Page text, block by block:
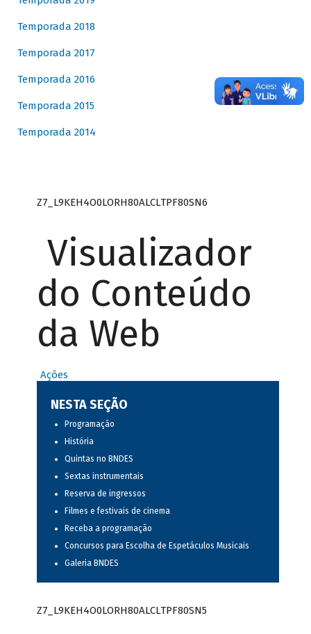
Temporada 2018
Temporada 2017
Temporada 2016
Temporada 2015
Temporada 2014
Z7_L9KEH4O0LORH80ALCLTPF80SN6
Visualizador
do Conteúdo
da Web
Ações
NESTA SEÇÃO
Programação
História
Quintas no BNDES
Sextas instrumentais
Reserva de ingressos
Filmes e festivais de cinema
Receba a programação
Concursos para Escolha de Espetáculos Musicais
Galeria BNDES
Z7_L9KEH4O0LORH80ALCLTPF80SN5